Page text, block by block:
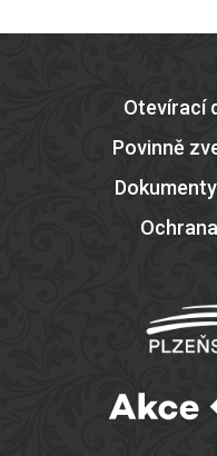
Otevírací
Povinně
Dokumenty